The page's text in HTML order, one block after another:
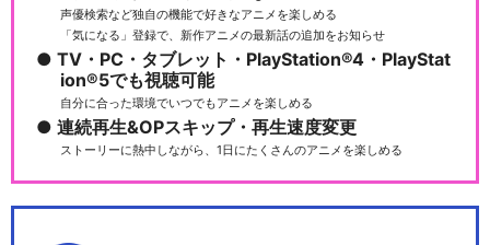
声優検索など独自の機能で好きなアニメを楽しめる
「気になる」登録で、新作アニメの最新話の追加をお知らせ
TV・PC・タブレット・PlayStation®4・PlayStat
ion®5でも視聴可能
自分に合った環境でいつでもアニメを楽しめる
連続再生&OPスキップ・再生速度変更
ストーリーに熱中しながら、1日にたくさんのアニメを楽しめる